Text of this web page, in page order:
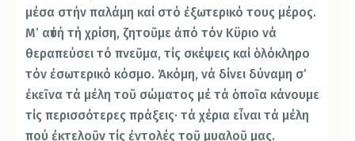
μέσα στήν παλάμη καί στό ἐξωτερικό τους μέρος.
Μ’ αὐτή τή χρίση, ζητοῦμε ἀπό τόν Κϋριο νά
θεραπεύσει τό πνεῦμα, τίς σκέψεις καί ὁλόκληρο
τόν ἐσωτερικό κόσμο. Ἀκόμη, νά δίνει δύναμη σ’
ἐκεῖνα τά μέλη τοῦ σώματος μέ τά ὁποῖα κάνουμε
τίς περισσότερες πράξεις· τά χέρια εἶναι τά μέλη
πού ἐκτελοῦν τίς ἐντολές τοῦ μυαλοῦ μας.